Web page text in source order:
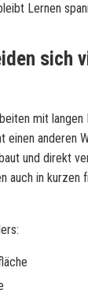
Lernen
sich
mit langen
einen anderen
und direkt
auch in kurzen